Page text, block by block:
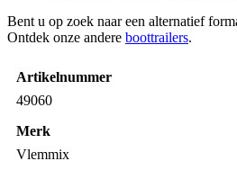
Bent u op zoek naar een alternatief
Ontdek onze andere boottrailers.
Artikelnummer
49060
Merk
Vlemmix